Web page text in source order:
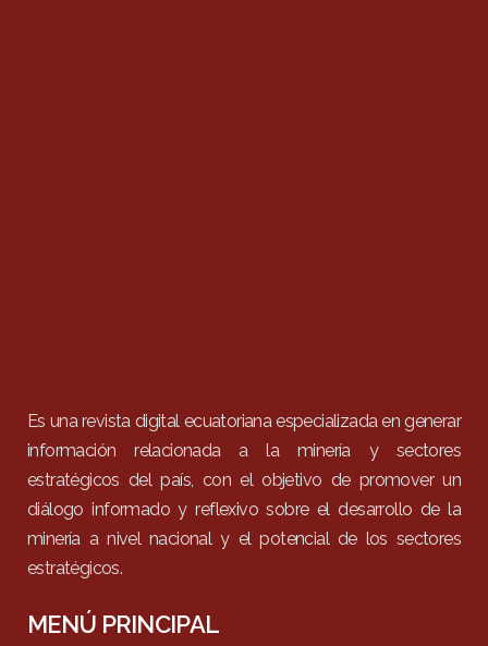
Es una revista digital ecuatoriana especializada en generar
información relacionada a la minería y sectores
estratégicos del país, con el objetivo de promover un
diálogo informado y reflexivo sobre el desarrollo de la
minería a nivel nacional y el potencial de los sectores
estratégicos.
MENÚ PRINCIPAL